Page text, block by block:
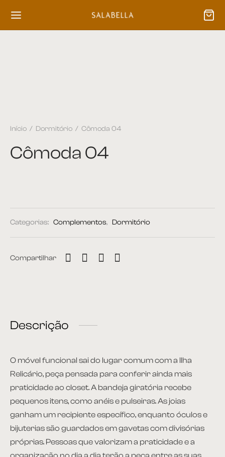
Início / Dormitório / Cômoda 04
Cômoda 04
Categorias: Complementos, Dormitório
Compartilhar
Descrição
O móvel funcional sai do lugar comum com a Ilha
Relicário, peça pensada para conferir ainda mais
praticidade ao closet. A bandeja giratória recebe
pequenos itens, como anéis e pulseiras. As joias
ganham um recipiente específico, enquanto óculos e
bijuterias são guardados em gavetas com divisórias
próprias. Pessoas que valorizam a praticidade e a